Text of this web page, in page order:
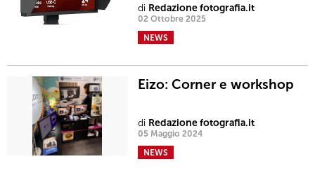
di Redazione fotografia.it
02 Ottobre 2025
NEWS
Eizo: Corner e workshop
di Redazione fotografia.it
05 Maggio 2024
NEWS